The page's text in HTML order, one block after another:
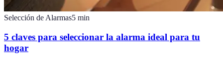
Selección de Alarmas5 min
5 claves para seleccionar la alarma ideal para tu
hogar